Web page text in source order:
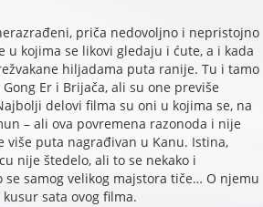
priča nedovoljno i nepristojno
kojima se likovi gledaju i ćute, a i kada
hiljadama puta ranije. Tu i tamo
Er i Brijača, ali su one previše
delovi filma su oni u kojima se, na
– ali ova povremena razonoda i nije
puta nagrađivan u Kanu. Istina,
nije štedelo, ali to se nekako i
samog velikog majstora tiče… O njemu
sata ovog filma.